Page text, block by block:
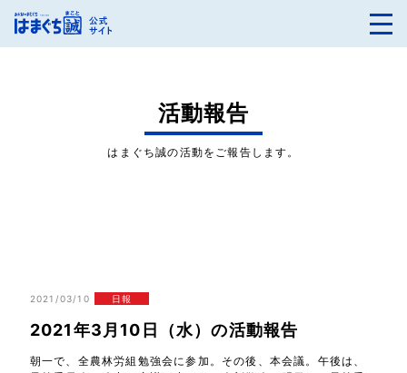
活動報告
はまぐち誠の活動をご報告します。
2021/03/10 日報
2021年3月10日（水）の活動報告
朝一で、全農林労組勉強会に参加。その後、本会議。午後は、